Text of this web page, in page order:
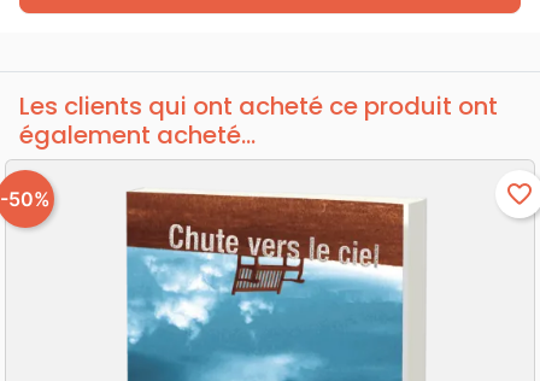
Les clients qui ont acheté ce produit ont
également acheté...
-50% favorite_border